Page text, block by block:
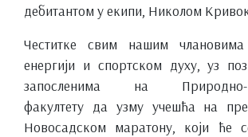
дебитантом у екипи, Николом
Честитке свим нашим
енергији и спортском духу, уз
запосленима на Природно-
факултету да узму учешћа на
Новосадском маратону, који ће